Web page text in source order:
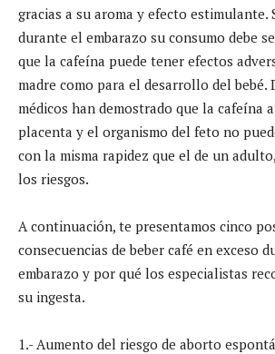
gracias a su aroma y efecto estimulante.
durante el embarazo su consumo debe
que la cafeína puede tener efectos
madre como para el desarrollo del bebé.
médicos han demostrado que la cafeína
placenta y el organismo del feto no
con la misma rapidez que el de un
los riesgos.
A continuación, te presentamos cinco
consecuencias de beber café en exceso
embarazo y por qué los especialistas
su ingesta.
1.- Aumento del riesgo de aborto